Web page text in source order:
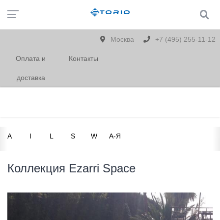
Москва +7 (495) 255-11-12
Оплата и
доставка
Контакты
A I L S W А-Я
Коллекция Ezarri Space